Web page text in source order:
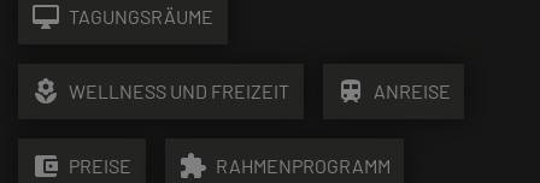
desktop_mac TAGUNGSRÄUME
local_florist WELLNESS UND FREIZEIT train ANREISE
account_balance_wallet PREISE extension RAHMENPROGRAMM